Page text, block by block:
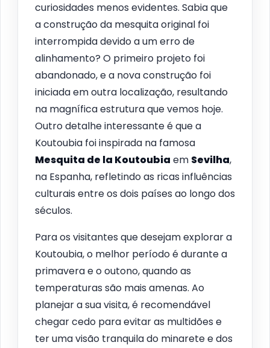
curiosidades menos evidentes. Sabia que
a construção da mesquita original foi
interrompida devido a um erro de
alinhamento? O primeiro projeto foi
abandonado, e a nova construção foi
iniciada em outra localização, resultando
na magnífica estrutura que vemos hoje.
Outro detalhe interessante é que a
Koutoubia foi inspirada na famosa
Mesquita de la Koutoubia em Sevilha,
na Espanha, refletindo as ricas influências
culturais entre os dois países ao longo dos
séculos.
Para os visitantes que desejam explorar a
Koutoubia, o melhor período é durante a
primavera e o outono, quando as
temperaturas são mais amenas. Ao
planejar a sua visita, é recomendável
chegar cedo para evitar as multidões e
ter uma visão tranquila do minarete e dos